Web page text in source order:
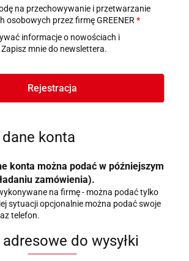
na przechowywanie i przetwarzanie
osobowych przez firmę GREENER*
informacje o nowościach i
mnie do newslettera.
Rejestracja
konta
konta można podać w późniejszym
zamówienia).
na firmę - można podać tylko
sytuacji opcjonalnie można podać swoje
telefon.
adresowe do wysyłki